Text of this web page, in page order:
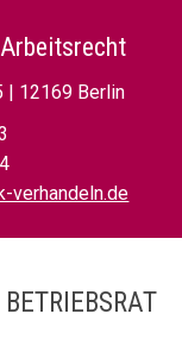
| 12169 Berlin
verhandeln.de